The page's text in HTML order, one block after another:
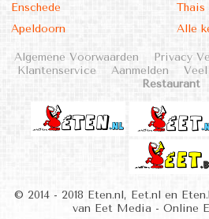
Enschede
Apeldoorn
Thais
Alle
Algemene Voorwaarden Privacy
Klantenservice
Aanmelden
Restaurant
© 2014 - 2018 Eten.nl, Eet.nl en
van Eet Media - Online